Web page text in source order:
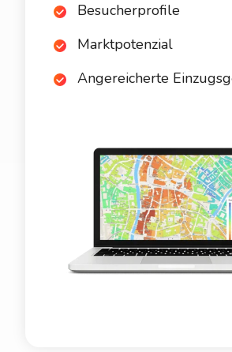
Besucherprofile
Marktpotenzial
Angereicherte